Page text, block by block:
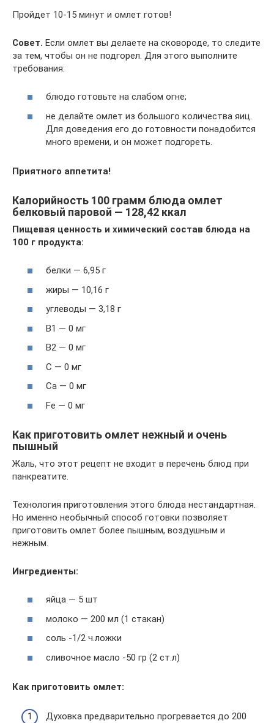
Пройдет 10-15 минут и омлет готов!
Совет. Если омлет вы делаете на сковороде, то следите
за тем, чтобы он не подгорел. Для этого выполните
требования:
блюдо готовьте на слабом огне;
не делайте омлет из большого количества яиц.
Для доведения его до готовности понадобится
много времени, и он может подгореть.
Приятного аппетита!
Калорийность 100 грамм блюда омлет
белковый паровой — 128,42 ккал
Пищевая ценность и химический состав блюда на
100 г продукта:
белки — 6,95 г
жиры — 10,16 г
углеводы — 3,18 г
В1 — 0 мг
В2 — 0 мг
С — 0 мг
Са — 0 мг
Fe — 0 мг
Как приготовить омлет нежный и очень
пышный
Жаль, что этот рецепт не входит в перечень блюд при
панкреатите.
Технология приготовления этого блюда нестандартная.
Но именно необычный способ готовки позволяет
приготовить омлет более пышным, воздушным и
нежным.
Ингредиенты:
яйца — 5 шт
молоко — 200 мл (1 стакан)
соль -1/2 ч.ложки
сливочное масло -50 гр (2 ст.л)
Как приготовить омлет:
Духовка предварительно прогревается до 200